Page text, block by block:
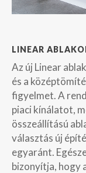
LINEAR
Az új Linear
és a
figyelmet. A
piaci kínálatot,
összeállítású
választás új
egyaránt.
bizonyítja, hogy